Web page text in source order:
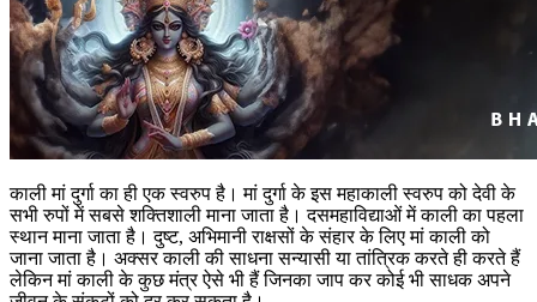
काली मां दुर्गा का ही एक स्वरुप है। मां दुर्गा के इस महाकाली स्वरुप को देवी के
सभी रुपों में सबसे शक्तिशाली माना जाता है। दसमहाविद्याओं में काली का पहला
स्थान माना जाता है। दुष्ट, अभिमानी राक्षसों के संहार के लिए मां काली को
जाना जाता है। अक्सर काली की साधना सन्यासी या तांत्रिक करते ही करते हैं
लेकिन मां काली के कुछ मंत्र ऐसे भी हैं जिनका जाप कर कोई भी साधक अपने